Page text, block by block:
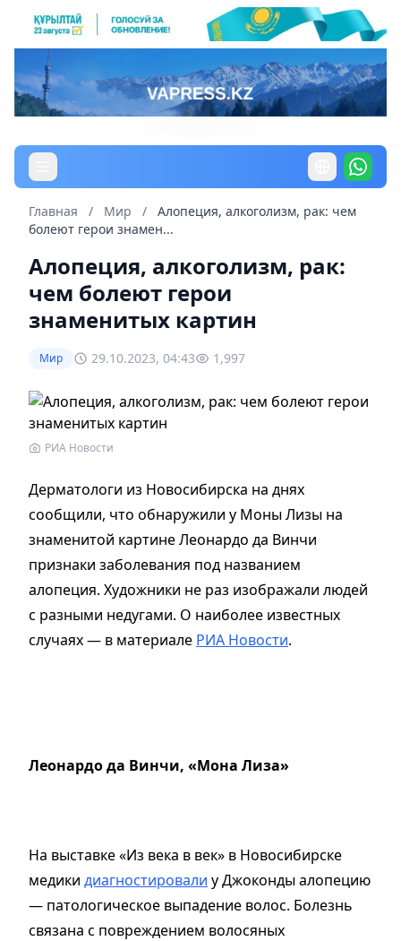
Главная / Мир /
Алопеция, алкоголизм, рак: чем
болеют герои знамен...
Алопеция, алкоголизм, рак:
чем болеют герои
знаменитых картин
Мир 29.10.2023, 04:43 1,997
РИА Новости
Дерматологи из Новосибирска на днях
сообщили, что обнаружили у Моны Лизы на
знаменитой картине Леонардо да Винчи
признаки заболевания под названием
алопеция. Художники не раз изображали людей
с разными недугами. О наиболее известных
случаях — в материале РИА Новости.
Леонардо да Винчи, «Мона Лиза»
На выставке «Из века в век» в Новосибирске
медики диагностировали у Джоконды алопецию
— патологическое выпадение волос. Болезнь
связана с повреждением волосяных